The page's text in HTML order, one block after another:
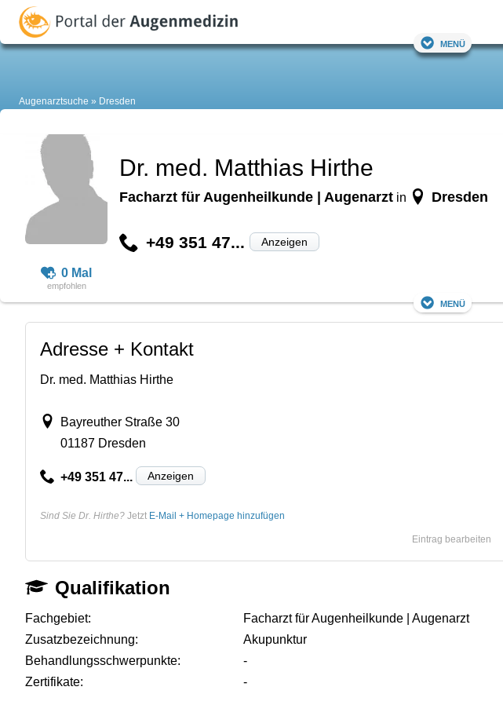
Menü
Augenarztsuche Dresden
0 Mal
Dr. med. Matthias Hirthe
Facharzt für Augenheilkunde | Augenarzt in Dresden
+49 351 47... Anzeigen
Menü
Adresse + Kontakt
Dr. med. Matthias Hirthe
Bayreuther Straße 30
01187 Dresden
+49 351 47... Anzeigen
Sind Sie Dr. Hirthe? Jetzt E-Mail + Homepage hinzufügen
Eintrag bearbeiten
Qualifikation
Fachgebiet:
Facharzt für Augenheilkunde | Augenarzt
Zusatzbezeichnung:
Akupunktur
Behandlungsschwerpunkte:
-
Zertifikate:
-